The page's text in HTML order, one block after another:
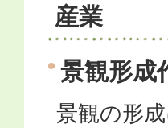
産業
景観形成
景観の形